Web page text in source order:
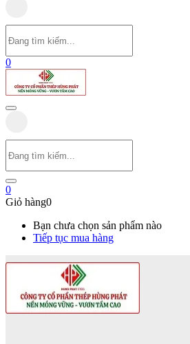
0
0
Giỏ hàng0
Bạn chưa chọn sản phẩm nào
Tiếp tục mua hàng